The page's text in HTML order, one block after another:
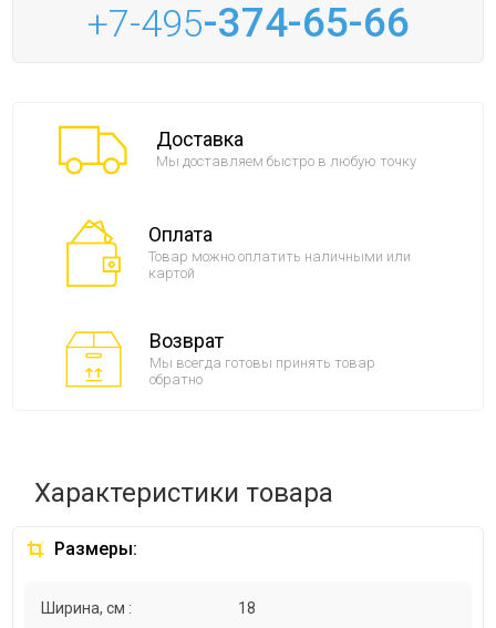
+7-495-374-65-66
Доставка
Мы доставляем быстро в любую точку
Оплата
Товар можно оплатить наличными или
картой
Возврат
Мы всегда готовы принять товар
обратно
Характеристики товара
Размеры:
Ширина, см : 18